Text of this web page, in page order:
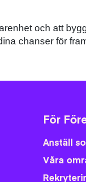
och att
chanser för
För
Anställ
Våra